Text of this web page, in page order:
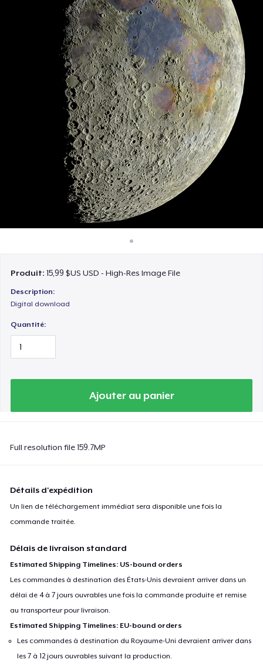
Vendez partout
Vendre n'importe quoi
Produit:15,99 $US USD - High-Res Image File
Description:
Digital download
Quantité:
Ajouter au panier
Full resolution file 159.7MP
Détails d'expédition
Un lien de téléchargement immédiat sera disponible une fois la
commande traitée.
Délais de livraison standard
Estimated Shipping Timelines: US-bound orders
Les commandes à destination des États-Unis devraient arriver dans un
délai de 4 à 7 jours ouvrables une fois la commande produite et remise
au transporteur pour livraison.
Estimated Shipping Timelines: EU-bound orders
Les commandes à destination du Royaume-Uni devraient arriver dans
les 7 à 12 jours ouvrables suivant la production.